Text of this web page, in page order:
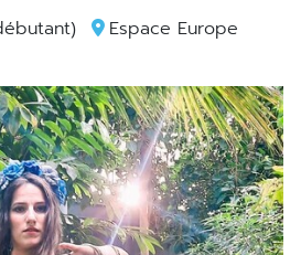
Espace Europe